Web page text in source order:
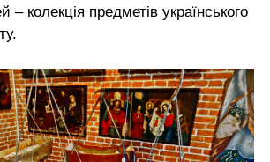
– колекція предметів українського